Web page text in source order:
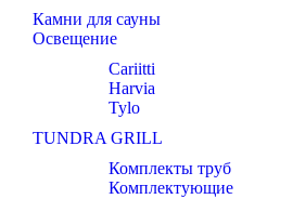
Камни для сауны
Освещение
Cariitti
Harvia
Tylo
TUNDRA GRILL
Комплекты труб
Комплектующие